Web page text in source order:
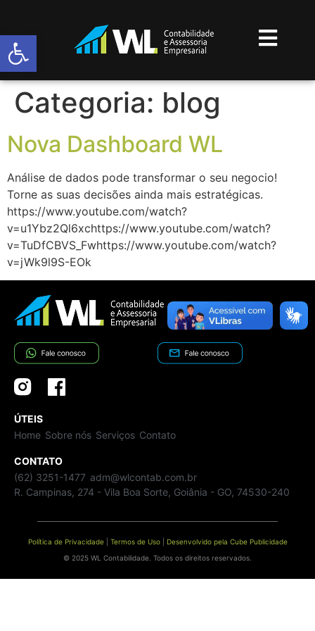
Abrir a barra de ferramentas
Categoria: blog
Nova Dashboard WL
Análise de dados pode transformar o seu negocio!
Torne as suas decisões ainda mais estratégicas.
https://www.youtube.com/watch?
v=u1Ybz2Ql6xchttps://www.youtube.com/watch?
v=TuDfCBVS_Fwhttps://www.youtube.com/watch?
v=jWk9l9S-EOk
ÚTEIS
Home Sobre nós Serviços Contato
CONTATO
(62) 3251-1477 adm@wlcontab.com.br
R. Campinas, 274 - Vila Boa Sorte, Goiânia - GO, 74530-240
Política de Privacidade| Termos de Uso|
Desenvolvido pela Cube Publicidade
© 2025 WL Contabilidade. Todos os direitos reservados.